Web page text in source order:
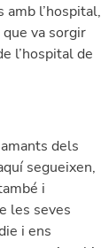
l’hospital,
va sorgir
l’hospital de
dels
segueixen,
i
les seves
i ens